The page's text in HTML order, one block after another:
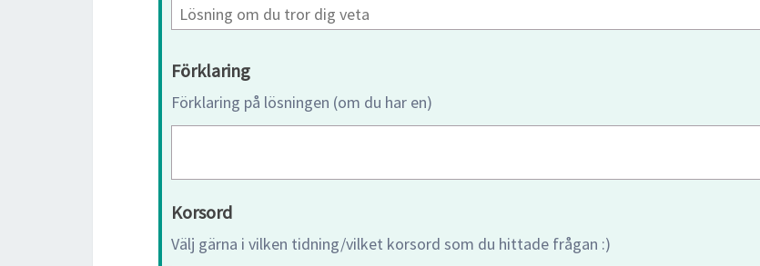
Förklaring
Förklaring på lösningen (om du har en)
Korsord
Välj gärna i vilken tidning/vilket korsord som du hittade frågan :)